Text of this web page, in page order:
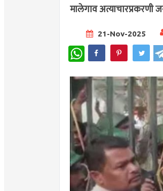
मालेगाव अत्याचारप्रकरणी
21-Nov-2025
WhatsApp